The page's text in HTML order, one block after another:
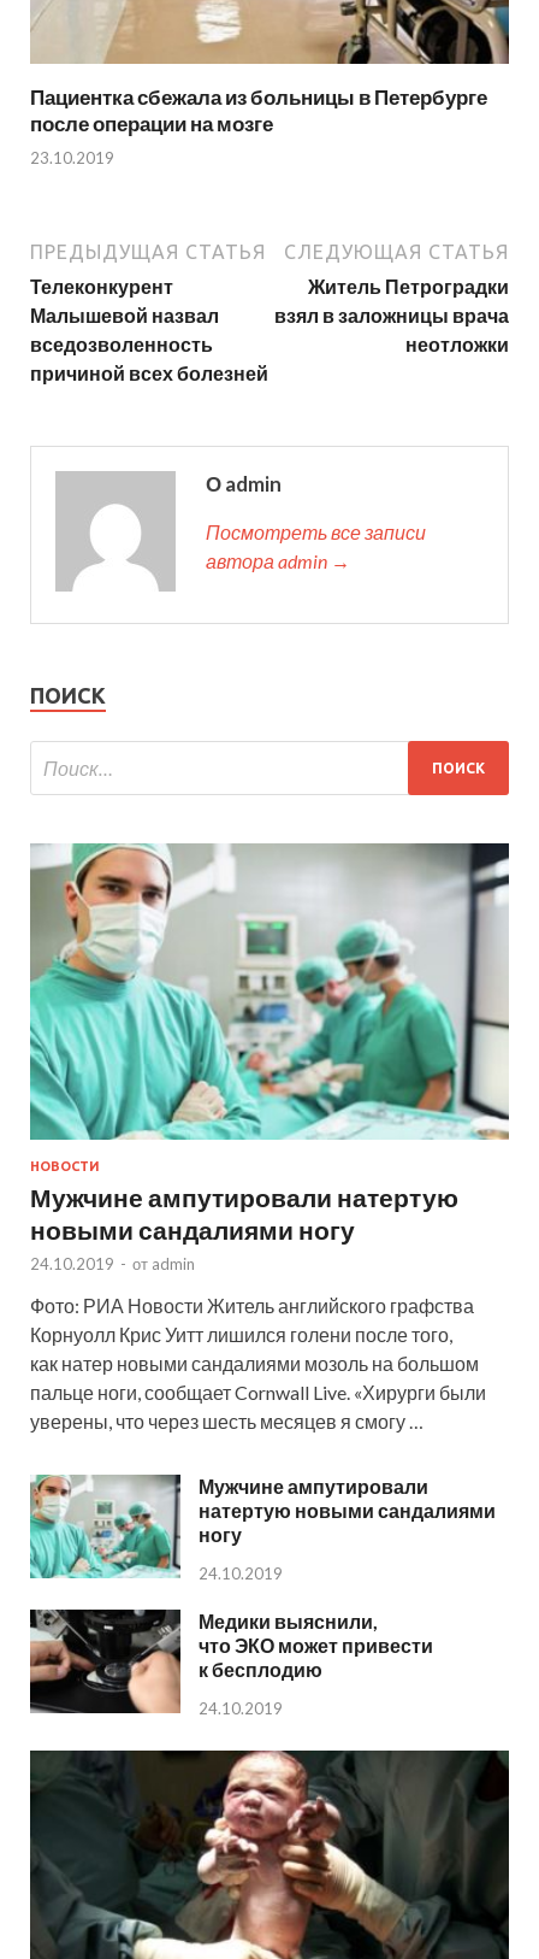
Пациентка сбежала из больницы в Петербурге
после операции на мозге
23.10.2019
ПРЕДЫДУЩАЯ СТАТЬЯ
Телеконкурент
Малышевой назвал
вседозволенность
причиной всех болезней
СЛЕДУЮЩАЯ СТАТЬЯ
Житель Петроградки
взял в заложницы врача
неотложки
О admin
Посмотреть все записи
автора admin →
ПОИСК
НОВОСТИ
Мужчине ампутировали натертую
новыми сандалиями ногу
24.10.2019 - от admin
Фото: РИА Новости Житель английского графства
Корнуолл Крис Уитт лишился голени после того,
как натер новыми сандалиями мозоль на большом
пальце ноги, сообщает Cornwall Live. «Хирурги были
уверены, что через шесть месяцев я смогу …
Мужчине ампутировали
натертую новыми сандалиями
ногу
24.10.2019
Медики выяснили,
что ЭКО может привести
к бесплодию
24.10.2019